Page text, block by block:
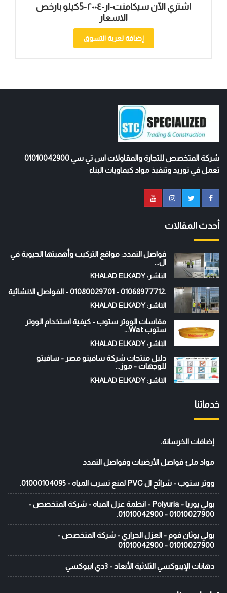
اشتري الآن سيكامنت-ار-۲۰۰٤-5كيلو بارخص
الاسعار
إضافة لعربة التسوق
شركة المتخصص للتجارة والمقاولات اس تي سي 01010042900
تعمل في توريد وتنفيذ مواد كيماويات البناء
أحدث المقالات
فواصل التمدد: مواقع التركيب وأهميتها الحيوية في
ال...
الناشر: KHALAD ELKADY
.01068977712 - 01080029701 - الفواصل الانشائية
الناشر: KHALAD ELKADY
مقاسات الووتر ستوب - كيفية استخدام الووتر
ستوب Wat...
الناشر: KHALAD ELKADY
دليل منتجات شركة سافيتو مصر - سافيتو
للوجهات - موز...
الناشر: KHALAD ELKADY
خدماتنا
إضافات الخرسانة.
مواد ملئ فواصل الأرضيات وفواصل التمدد
ووتر ستوب - شرائح ال PVC لمنع تسرب المياه - 01000104095.
بولي يوريا - Polyuria - انظمة عزل المياه - شركة المتخصص -
01010027900 - 01010042900.
بولي يوثان فوم - العزل الحراري - شركة المتخصص -
01010027900 - 01010042900
دهانات الإيبوكسي الثلاثية الأبعاد - 3دي ايبوكسي